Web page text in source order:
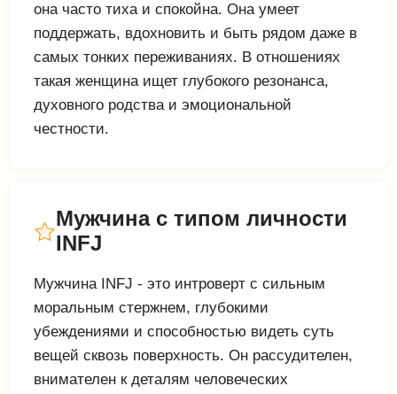
она часто тиха и спокойна. Она умеет
поддержать, вдохновить и быть рядом даже в
самых тонких переживаниях. В отношениях
такая женщина ищет глубокого резонанса,
духовного родства и эмоциональной
честности.
Мужчина с типом личности
INFJ
Мужчина INFJ - это интроверт с сильным
моральным стержнем, глубокими
убеждениями и способностью видеть суть
вещей сквозь поверхность. Он рассудителен,
внимателен к деталям человеческих